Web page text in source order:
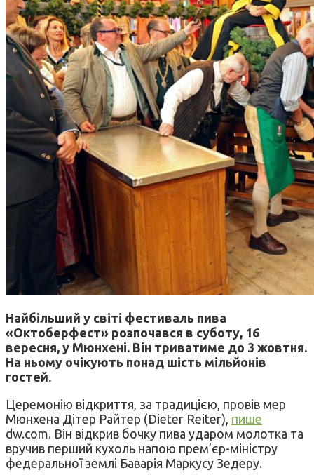
Найбільший у світі фестиваль пива
«Октоберфест» розпочався в суботу, 16
вересня, у Мюнхені. Він триватиме до 3 жовтня.
На ньому очікують понад шість мільйонів
гостей.
Церемонію відкриття, за традицією, провів мер
Мюнхена Дітер Райтер (Dieter Reiter), пише
dw.com. Він відкрив бочку пива ударом молотка та
вручив перший кухоль напою прем’єр-міністру
федеральної землі Баварія Маркусу Зедеру.